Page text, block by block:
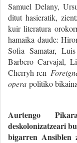
Samuel Delany,
ditut hasieratik,
kuir literatura
hamaika daude:
Sofia Samatar,
Barbero Carvajal,
Cherryh-ren
opera politiko
Aurtengo
deskolonizatzeari
bigarren Ansiblen